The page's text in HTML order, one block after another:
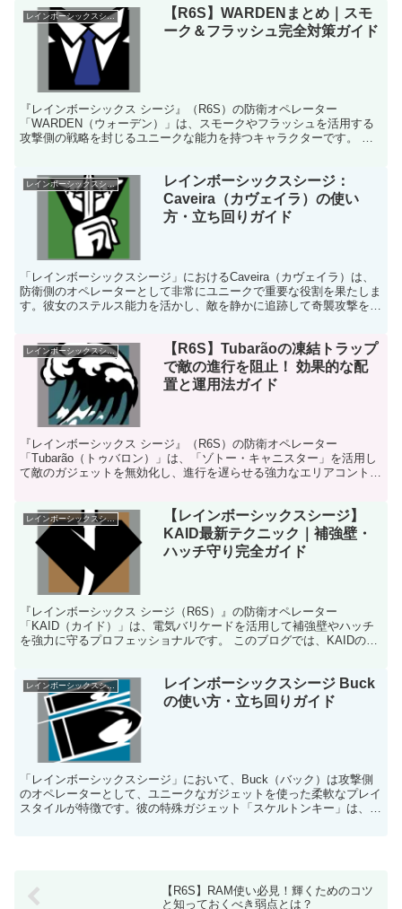
レインボーシックスシージ
【R6S】WARDENまとめ｜スモ
ーク＆フラッシュ完全対策ガイド
『レインボーシックス シージ』（R6S）の防衛オペレーター
「WARDEN（ウォーデン）」は、スモークやフラッシュを活用する
攻撃側の戦略を封じるユニークな能力を持つキャラクターです。 こ
レインボーシックスシージ
レインボーシックスシージ：
Caveira（カヴェイラ）の使い
方・立ち回りガイド
「レインボーシックスシージ」におけるCaveira（カヴェイラ）は、
防衛側のオペレーターとして非常にユニークで重要な役割を果たしま
す。彼女のステルス能力を活かし、敵を静かに追跡して奇襲攻撃を仕
レインボーシックスシージ
【R6S】Tubarãoの凍結トラップ
で敵の進行を阻止！ 効果的な配
置と運用法ガイド
『レインボーシックス シージ』（R6S）の防衛オペレーター
「Tubarão（トゥバロン）」は、「ゾトー・キャニスター」を活用し
て敵のガジェットを無効化し、進行を遅らせる強力なエリアコントロ
レインボーシックスシージ
【レインボーシックスシージ】
KAID最新テクニック｜補強壁・
ハッチ守り完全ガイド
『レインボーシックス シージ（R6S）』の防衛オペレーター
「KAID（カイド）」は、電気バリケードを活用して補強壁やハッチ
を強力に守るプロフェッショナルです。 このブログでは、KAIDの最
レインボーシックスシージ
レインボーシックスシージ Buck
の使い方・立ち回りガイド
「レインボーシックスシージ」において、Buck（バック）は攻撃側
のオペレーターとして、ユニークなガジェットを使った柔軟なプレイ
スタイルが特徴です。彼の特殊ガジェット「スケルトンキー」は、壁
【R6S】RAM使い必見！輝くためのコツ
と知っておくべき弱点とは？